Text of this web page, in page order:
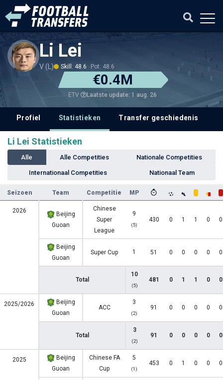
Li Lei
V (L) Skill: 48.6 Pot: 48.6
€0.4M
ETV Laatste update: 1 aug. 26
Profiel Statistieken Transfer geschiedenis
Li Lei Statistieken
Alle Alle Competities Nationale Competities
Internationaal Competities Nationaal Team
Seizoen Team Competitie MP
2026
Beijing
Guoan
Chinese
Super
League
9
(5)
430 0 1 1 0 0
Beijing
Guoan
Super Cup 1 51 0 0 0 0 0
Total
10
(5)
481 0 1 1 0 0
2025/2026
Beijing
Guoan
ACC
3
(2)
91 0 0 0 0 0
Total
3
(2)
91 0 0 0 0 0
2025
Beijing
Guoan
Chinese FA
Cup
5
(1)
453 0 1 0 0 0